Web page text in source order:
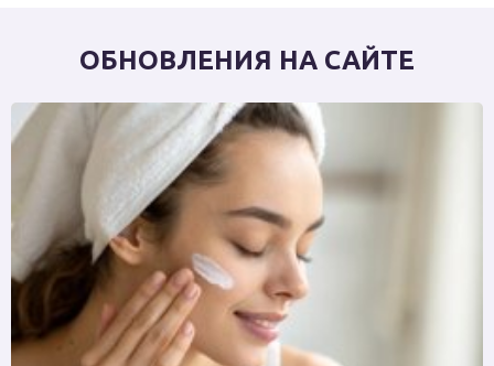
ОБНОВЛЕНИЯ НА САЙТЕ